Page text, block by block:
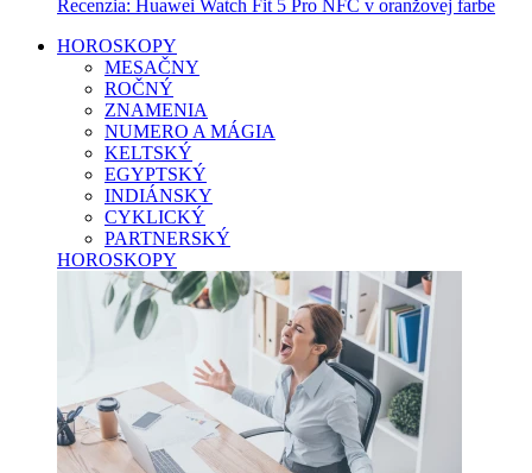
Recenzia: Huawei Watch Fit 5 Pro NFC v oranžovej farbe
HOROSKOPY
MESAČNY
ROČNÝ
ZNAMENIA
NUMERO A MÁGIA
KELTSKÝ
EGYPTSKÝ
INDIÁNSKY
CYKLICKÝ
PARTNERSKÝ
HOROSKOPY